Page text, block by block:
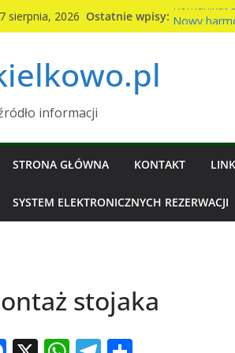
sierpnia, 2026 Ostatnie wpisy: Komunikat
Nowy
informacji
STRONA GŁÓWNA KONTAKT
SYSTEM ELEKTRONICZNYCH REZERWACJI
stojaka